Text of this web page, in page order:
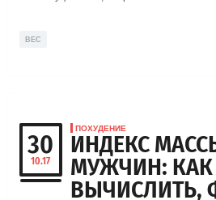
ВЕС
30
10.17
ПОХУДЕНИЕ
ИНДЕКС
МУЖЧИН: КАК
ВЫЧИСЛИТЬ,